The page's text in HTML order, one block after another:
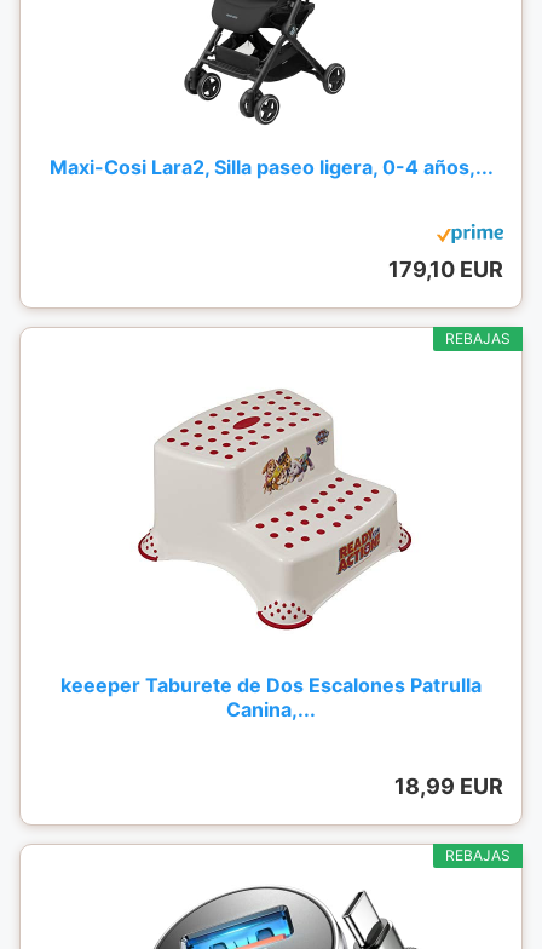
Maxi-Cosi Lara2, Silla paseo ligera, 0-4 años,...
179,10 EUR
REBAJAS
keeeper Taburete de Dos Escalones Patrulla
Canina,...
18,99 EUR
REBAJAS